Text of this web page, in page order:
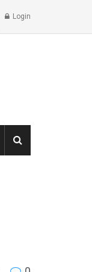
Login